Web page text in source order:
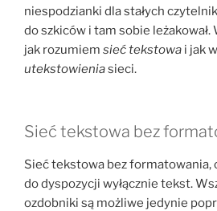
niespodzianki dla stałych
do szkiców i tam sobie leżakował.
jak rozumiem sieć tekstowa i jak
utekstowieniasieci.
Sieć tekstowa bez
Sieć tekstowa bez formatowania,
do dyspozycji wyłącznie tekst.
ozdobniki są możliwe jedynie